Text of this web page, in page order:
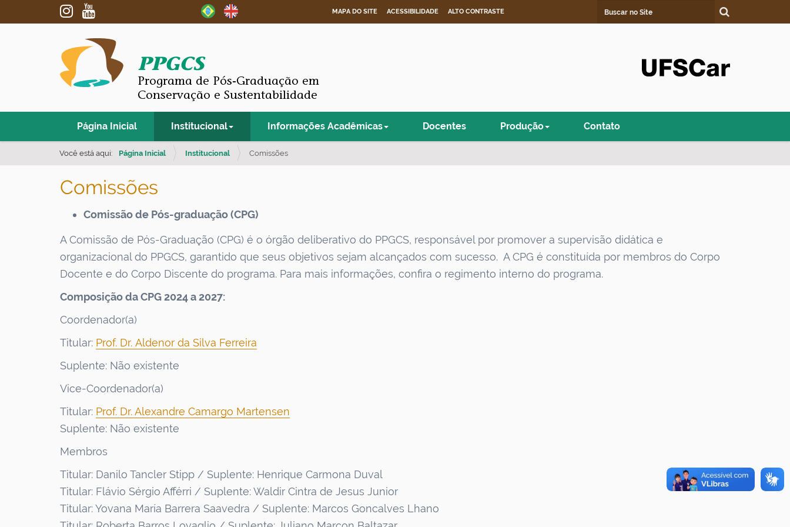
MAPA DO SITE ACESSIBILIDADE ALTO CONTRASTE Busca
PPGCS
Programa de Pós-Graduação em
Conservação e Sustentabilidade
Página Inicial Institucional Informações Acadêmicas Docentes Produção Contato
Você está aqui: Página Inicial Institucional Comissões
Comissões
Comissão de Pós-graduação (CPG)
A Comissão de Pós-Graduação (CPG) é o órgão deliberativo do PPGCS, responsável por promover a supervisão didática e
organizacional do PPGCS, garantido que seus objetivos sejam alcançados com sucesso. A CPG é constituída por membros do Corpo
Docente e do Corpo Discente do programa. Para mais informações, confira o regimento interno do programa.
Composição da CPG 2024 a 2027:
Coordenador(a)
Titular: Prof. Dr. Aldenor da Silva Ferreira
Suplente: Não existente
Vice-Coordenador(a)
Titular: Prof. Dr. Alexandre Camargo Martensen
Suplente: Não existente
Membros
Titular: Danilo Tancler Stipp / Suplente: Henrique Carmona Duval
Titular: Flávio Sérgio Afférri / Suplente: Waldir Cintra de Jesus Junior
Titular: Yovana María Barrera Saavedra / Suplente: Marcos Goncalves Lhano